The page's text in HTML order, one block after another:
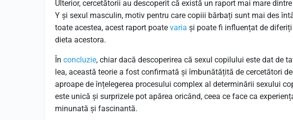
Ulterior, cercetătorii au descoperit că există un raport mai mare
Y și sexul masculin, motiv pentru care copiii bărbați sunt mai des
toate acestea, acest raport poate varia și poate fi influențat de
dieta acestora.
În concluzie, chiar dacă descoperirea că sexul copilului este dat de
lea, această teorie a fost confirmată și îmbunătățită de cercetători
aproape de înțelegerea procesului complex al determinării sexului
este unică și surprizele pot apărea oricând, ceea ce face ca
minunată și fascinantă.